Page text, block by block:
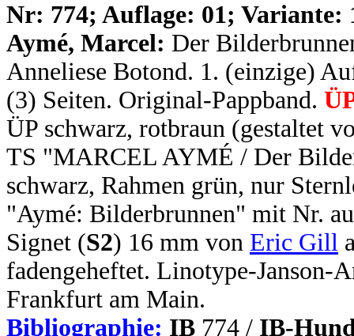
Nr: 774; Auflage: 01; Variante:
Aymé, Marcel: Der
Anneliese Botond. 1. (einzige)
(3) Seiten. Original-Pappband.
ÜP schwarz, rotbraun (gestaltet
TS "MARCEL AYMÉ / Der
schwarz, Rahmen grün, nur
"Aymé: Bilderbrunnen" mit Nr.
Signet (S2) 16 mm von Eric Gill
fadengeheftet. Linotype-Janson-
Frankfurt am Main.
Bibliographie: IB 774 / IB-